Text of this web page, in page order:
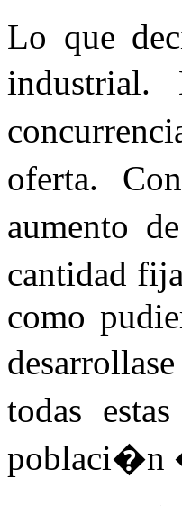
Lo que
oferta.
aumento
cantidad
como
todas
poblaci�n